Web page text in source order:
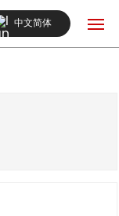
中文简体